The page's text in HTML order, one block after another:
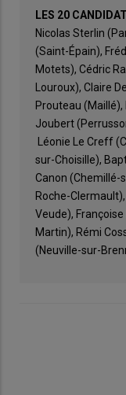
LES 20
Nicolas Sterlin
(Saint-Épain),
Motets), Cédric
Louroux), Claire
Prouteau
Joubert
Léonie Le Creff
sur-Choisille),
Canon (Chemillé-
Roche-
Veude),
Martin), Rémi
(Neuville-sur-